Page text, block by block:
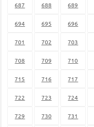
687 688 689
694 695 696
701 702 703
708 709 710
715 716 717
722 723 724
729 730 731